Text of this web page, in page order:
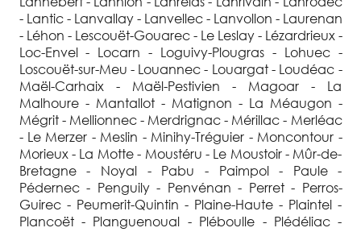
- Lantic - Lanvallay - Lanvellec - Lanvollon - Laurenan
- Léhon - Lescouët-Gouarec - Le Leslay - Lézardrieux -
Loc-Envel - Locarn - Loguivy-Plougras - Lohuec -
Loscouët-sur-Meu - Louannec - Louargat - Loudéac -
Maël-Carhaix - Maël-Pestivien - Magoar - La
Malhoure - Mantallot - Matignon - La Méaugon -
Mégrit - Mellionnec - Merdrignac - Mérillac - Merléac
- Le Merzer - Meslin - Minihy-Tréguier - Moncontour -
Morieux - La Motte - Moustéru - Le Moustoir - Mûr-de-
Bretagne - Noyal - Pabu - Paimpol - Paule -
Pédernec - Penguily - Penvénan - Perret - Perros-
Guirec - Peumerit-Quintin - Plaine-Haute - Plaintel -
Plancoët - Planguenoual - Pléboulle - Plédéliac -